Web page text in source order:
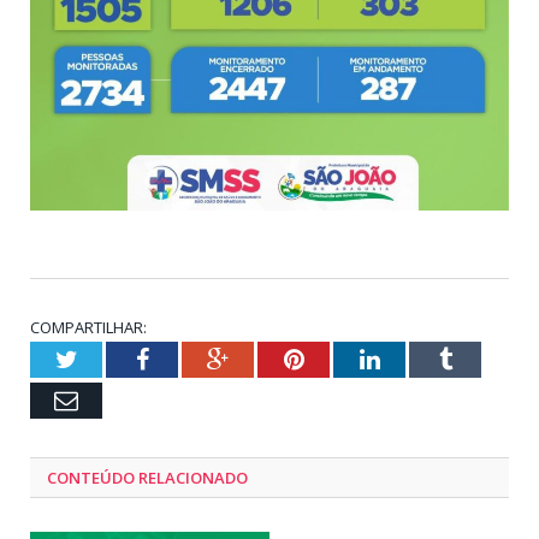
COMPARTILHAR:
TwitterFacebookGoogle+PinterestLinkedInTumblr
Email
CONTEÚDO RELACIONADO